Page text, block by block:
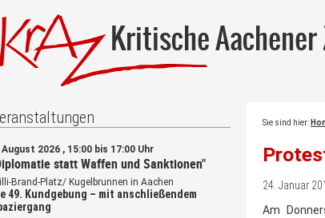
Kritische
Sie sind hier:
24. Januar
Am
August 2026 , 15:00 bis 17:00 Uhr
statt Waffen und Sanktionen"
Brand-Platz/ Kugelbrunnen in Aachen
49. Kundgebung – mit anschließendem